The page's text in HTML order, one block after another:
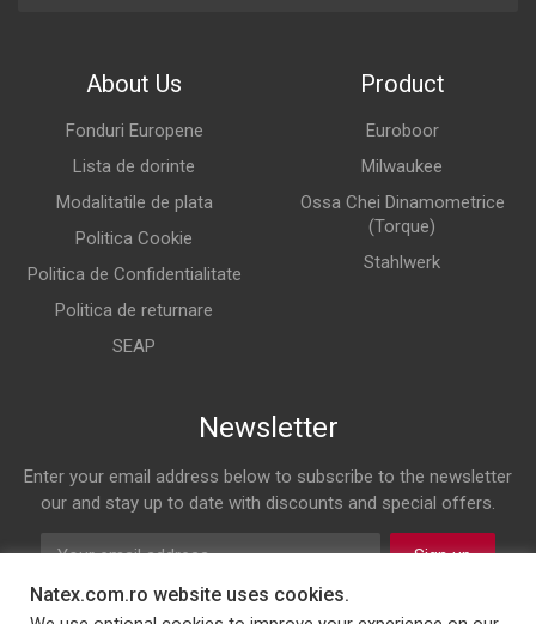
About Us
Fonduri Europene
Lista de dorinte
Modalitatile de plata
Politica Cookie
Politica de Confidentialitate
Politica de returnare
SEAP
Product
Euroboor
Milwaukee
Ossa Chei Dinamometrice
(Torque)
Stahlwerk
Newsletter
Enter your email address below to subscribe to the newsletter
our and stay up to date with discounts and special offers.
Sign up
Follow us on
Natex.com.ro website uses cookies.